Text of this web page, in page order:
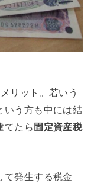
リット。若いう
いう方も中には結
てたら 固定資産税
て発生する税金